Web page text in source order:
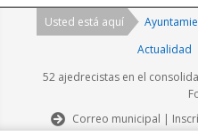
Navigation
Usted está aquí
Actualidad
52 ajedrecistas en el
Correo municipal |